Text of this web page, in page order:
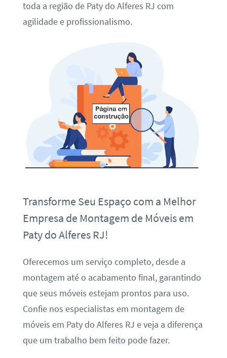
toda a região de Paty do Alferes RJ com
agilidade e profissionalismo.
Transforme Seu Espaço com a Melhor
Empresa de Montagem de Móveis em
Paty do Alferes RJ!
Oferecemos um serviço completo, desde a
montagem até o acabamento final, garantindo
que seus móveis estejam prontos para uso.
Confie nos especialistas em montagem de
móveis em Paty do Alferes RJ e veja a diferença
que um trabalho bem feito pode fazer.